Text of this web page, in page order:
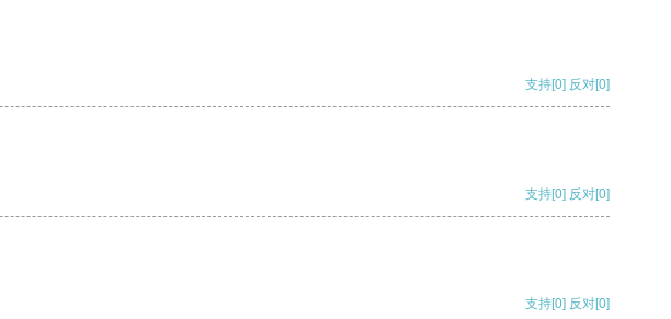
支持[0] 反对[0]
支持[0] 反对[0]
支持[0] 反对[0]